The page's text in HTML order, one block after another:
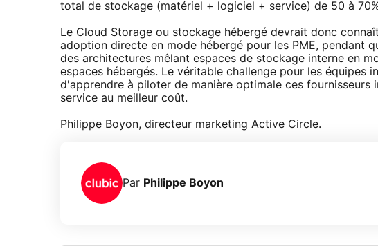
total de stockage (matériel + logiciel + service) de 50 à
Le Cloud Storage ou stockage hébergé devrait donc
adoption directe en mode hébergé pour les PME, pendant
des architectures mêlant espaces de stockage interne en
espaces hébergés. Le véritable challenge pour les équipes
d'apprendre à piloter de manière optimale ces fournisseurs
service au meilleur coût.
Philippe Boyon, directeur marketing Active Circle.
Par Philippe Boyon